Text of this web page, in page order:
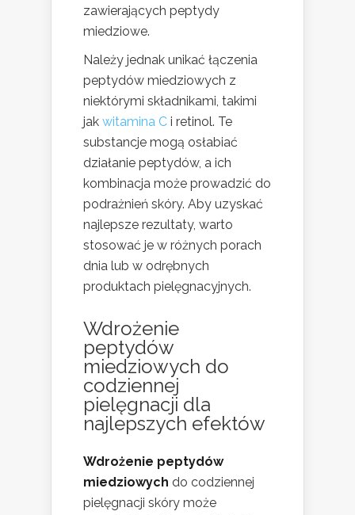
zawierających peptydy
miedziowe.
Należy jednak unikać łączenia
peptydów miedziowych z
niektórymi składnikami, takimi
jak witamina C i retinol. Te
substancje mogą osłabiać
działanie peptydów, a ich
kombinacja może prowadzić do
podrażnień skóry. Aby uzyskać
najlepsze rezultaty, warto
stosować je w różnych porach
dnia lub w odrębnych
produktach pielęgnacyjnych.
Wdrożenie
peptydów
miedziowych do
codziennej
pielęgnacji dla
najlepszych efektów
Wdrożenie peptydów
miedziowych do codziennej
pielęgnacji skóry może